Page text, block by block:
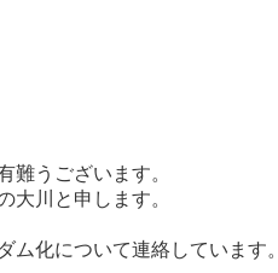
難うございます。
大川と申します。
ム化について連絡しています。